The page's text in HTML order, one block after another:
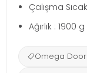
Çalışma
Ağırlık : 1900 g
Omega Door